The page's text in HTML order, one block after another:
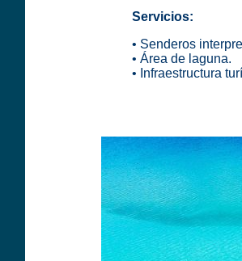
Servicios:
• Senderos
• Área de laguna.
• Infraestructura